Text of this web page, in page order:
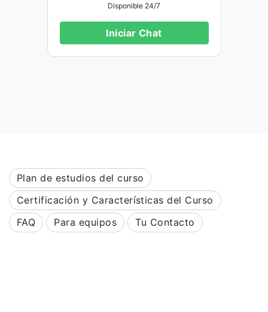
Disponible 24/7
Iniciar Chat
Plan de estudios del curso
Certificación y Características del Curso
FAQ
Para equipos Tu Contacto